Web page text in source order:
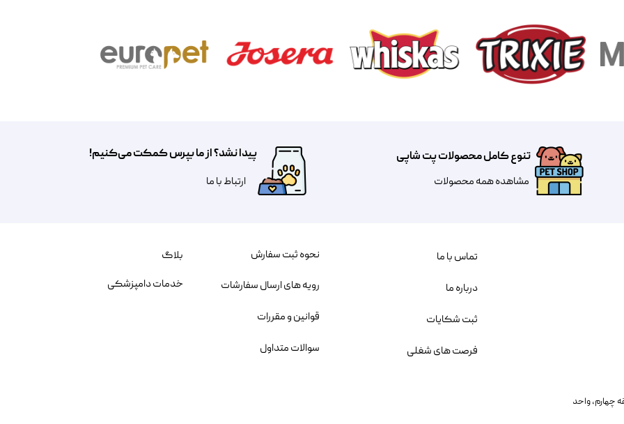
تنوع کامل محصولات پت شاپی
مشاهده همه محصولات
پیدا نشد؟ از ما بپرس کمکت می‌کنیم!
​​​ارتباط با ما
خیابان بنی هاشم پلاک ۲۰۲ ، طبقه چهارم، واحد
نحوه ثبت سفارش
رویه های ارسال سفارشات
قوانین و مقررات
سوالات متداول
تماس با ما
درباره ما
ثبت شکایات
فرصت های شغلی
بلاگ
خدمات دامپزشکی